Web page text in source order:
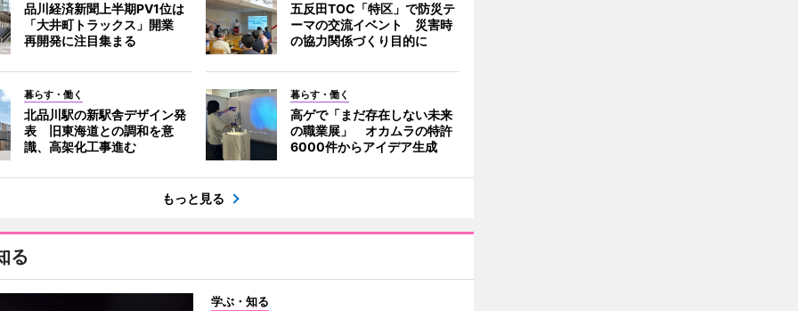
品川経済新聞上半期PV1位は
「大井町トラックス」開業
再開発に注目集まる
五反田TOC「特区」で防災テ
ーマの交流イベント 災害時
の協力関係づくり目的に
暮らす・働く
北品川駅の新駅舎デザイン発
表 旧東海道との調和を意
識、高架化工事進む
暮らす・働く
高ゲで「まだ存在しない未来
の職業展」 オカムラの特許
6000件からアイデア生成
もっと見る
る
学ぶ・知る